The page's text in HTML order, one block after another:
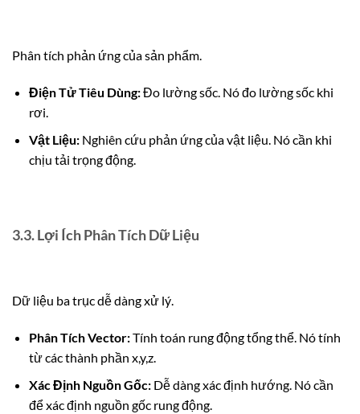
Phân tích phản ứng của sản phẩm.
Điện Tử Tiêu Dùng:Đo lường sốc. Nó đo lường sốc khi
rơi.
Vật Liệu:Nghiên cứu phản ứng của vật liệu. Nó cần khi
chịu tải trọng động.
3.3. Lợi Ích Phân Tích Dữ Liệu
Dữ liệu ba trục dễ dàng xử lý.
Phân Tích Vector:Tính toán rung động tổng thể. Nó tính
từ các thành phần x,y,z.
Xác Định Nguồn Gốc:Dễ dàng xác định hướng. Nó cần
để xác định nguồn gốc rung động.